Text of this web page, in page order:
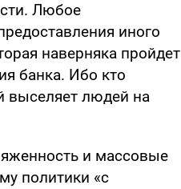
Любое
иного
наверняка пройдет
банка. Ибо кто
выселяет людей на
и массовые
политики «с